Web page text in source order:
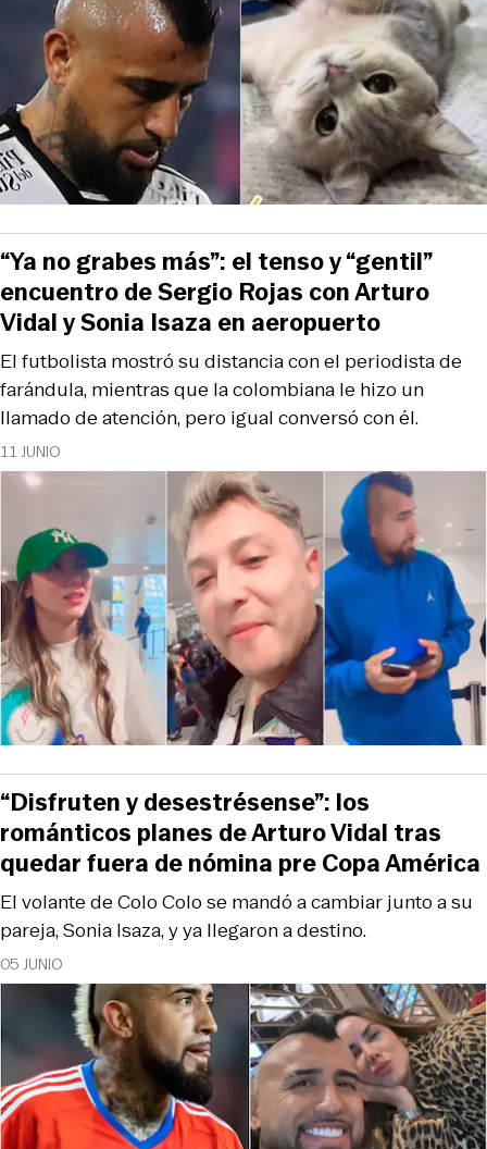
11 JUNIO
El futbolista mostró su distancia con el periodista de
farándula, mientras que la colombiana le hizo un
llamado de atención, pero igual conversó con él.
“Ya no grabes más”: el tenso y “gentil”
encuentro de Sergio Rojas con Arturo
Vidal y Sonia Isaza en aeropuerto
05 JUNIO
El volante de Colo Colo se mandó a cambiar junto a su
pareja, Sonia Isaza, y ya llegaron a destino.
“Disfruten y desestrésense”: los
románticos planes de Arturo Vidal tras
quedar fuera de nómina pre Copa América